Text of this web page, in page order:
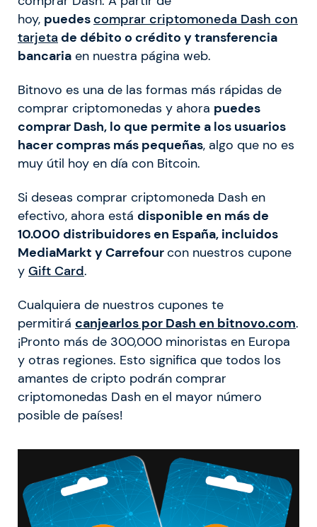
hoy, puedescomprar criptomoneda Dash con
tarjeta de débito o crédito y transferencia
bancaria en nuestra página web.
Bitnovo es una de las formas más rápidas de
comprar criptomonedas y ahora puedes
comprar Dash, lo que permite a los usuarios
hacer compras más pequeñas, algo que no es
muy útil hoy en día con Bitcoin.
Si deseas comprar criptomoneda Dash en
efectivo, ahora está disponible en más de
10.000 distribuidores en España, incluidos
MediaMarkt y Carrefourcon nuestros cupone
y Gift Card.
Cualquiera de nuestros cupones te
permitirá canjearlos por Dash en bitnovo.com.
¡Pronto más de 300,000 minoristas en Europa
y otras regiones. Esto significa que todos los
amantes de cripto podrán comprar
criptomonedas Dash en el mayor número
posible de países!